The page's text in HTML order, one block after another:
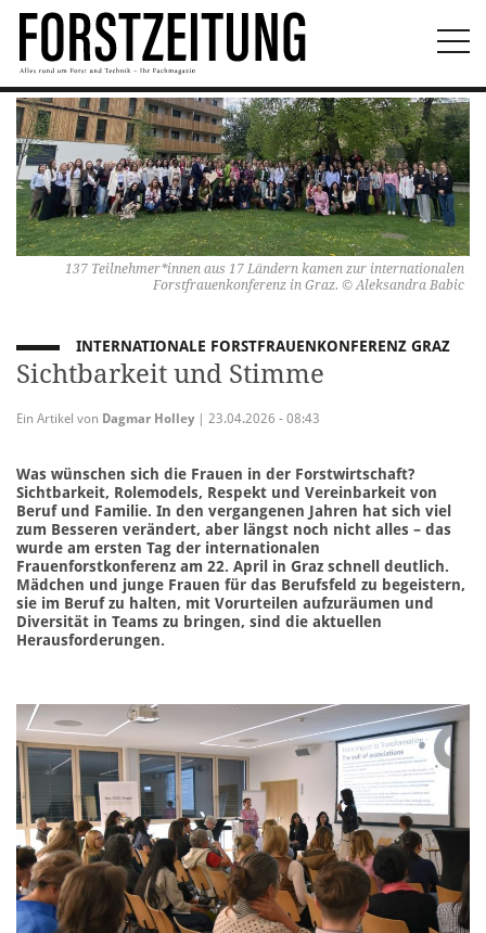
137 Teilnehmer*innen aus 17 Ländern kamen zur internationalen
Forstfrauenkonferenz in Graz. © Aleksandra Babic
INTERNATIONALE FORSTFRAUENKONFERENZ GRAZ
Sichtbarkeit und Stimme
Ein Artikel von Dagmar Holley| 23.04.2026 - 08:43
Was wünschen sich die Frauen in der Forstwirtschaft?
Sichtbarkeit, Rolemodels, Respekt und Vereinbarkeit von
Beruf und Familie. In den vergangenen Jahren hat sich viel
zum Besseren verändert, aber längst noch nicht alles – das
wurde am ersten Tag der internationalen
Frauenforstkonferenz am 22. April in Graz schnell deutlich.
Mädchen und junge Frauen für das Berufsfeld zu begeistern,
sie im Beruf zu halten, mit Vorurteilen aufzuräumen und
Diversität in Teams zu bringen, sind die aktuellen
Herausforderungen.